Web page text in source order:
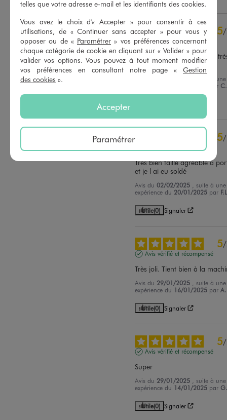
4étoiles
5
3étoiles
0
2étoiles
0
étoile
Trier les avis
5/
Avis vérifié et récompensé
Parfais pour la mis saison,
agréable à porter
, suite à une
par
5/
Avis vérifié et récompensé
Très bien taillé agréable à
et je l ai eu soldé
Avis du02/02/2025
, suite à une
expérience du 20/01/2025 par
Utile(0) Signaler
5/
Avis vérifié et récompensé
Très joli. Tient bien à la
Avis du 29/01/2025
, suite à une
expérience du 16/01/2025 par
Utile(0) Signaler
5/
Avis vérifié et récompensé
Super
Avis du 29/01/2025
, suite à une
expérience du 14/01/2025 par
Utile(0) Signaler
telles que votre adresse e-mail et les identifiants des cookies.
Vous avez le choix d'« Accepter » pour consentir à ces
utilisations, de « Continuer sans accepter » pour vous y
opposer ou de « Paramétrer » vos préférences concernant
chaque catégorie de cookie en cliquant sur « Valider » pour
valider vos options. Vous pouvez à tout moment modifier
vos préférences en consultant notre page « Gestion
des cookies ».
Accepter
Paramétrer